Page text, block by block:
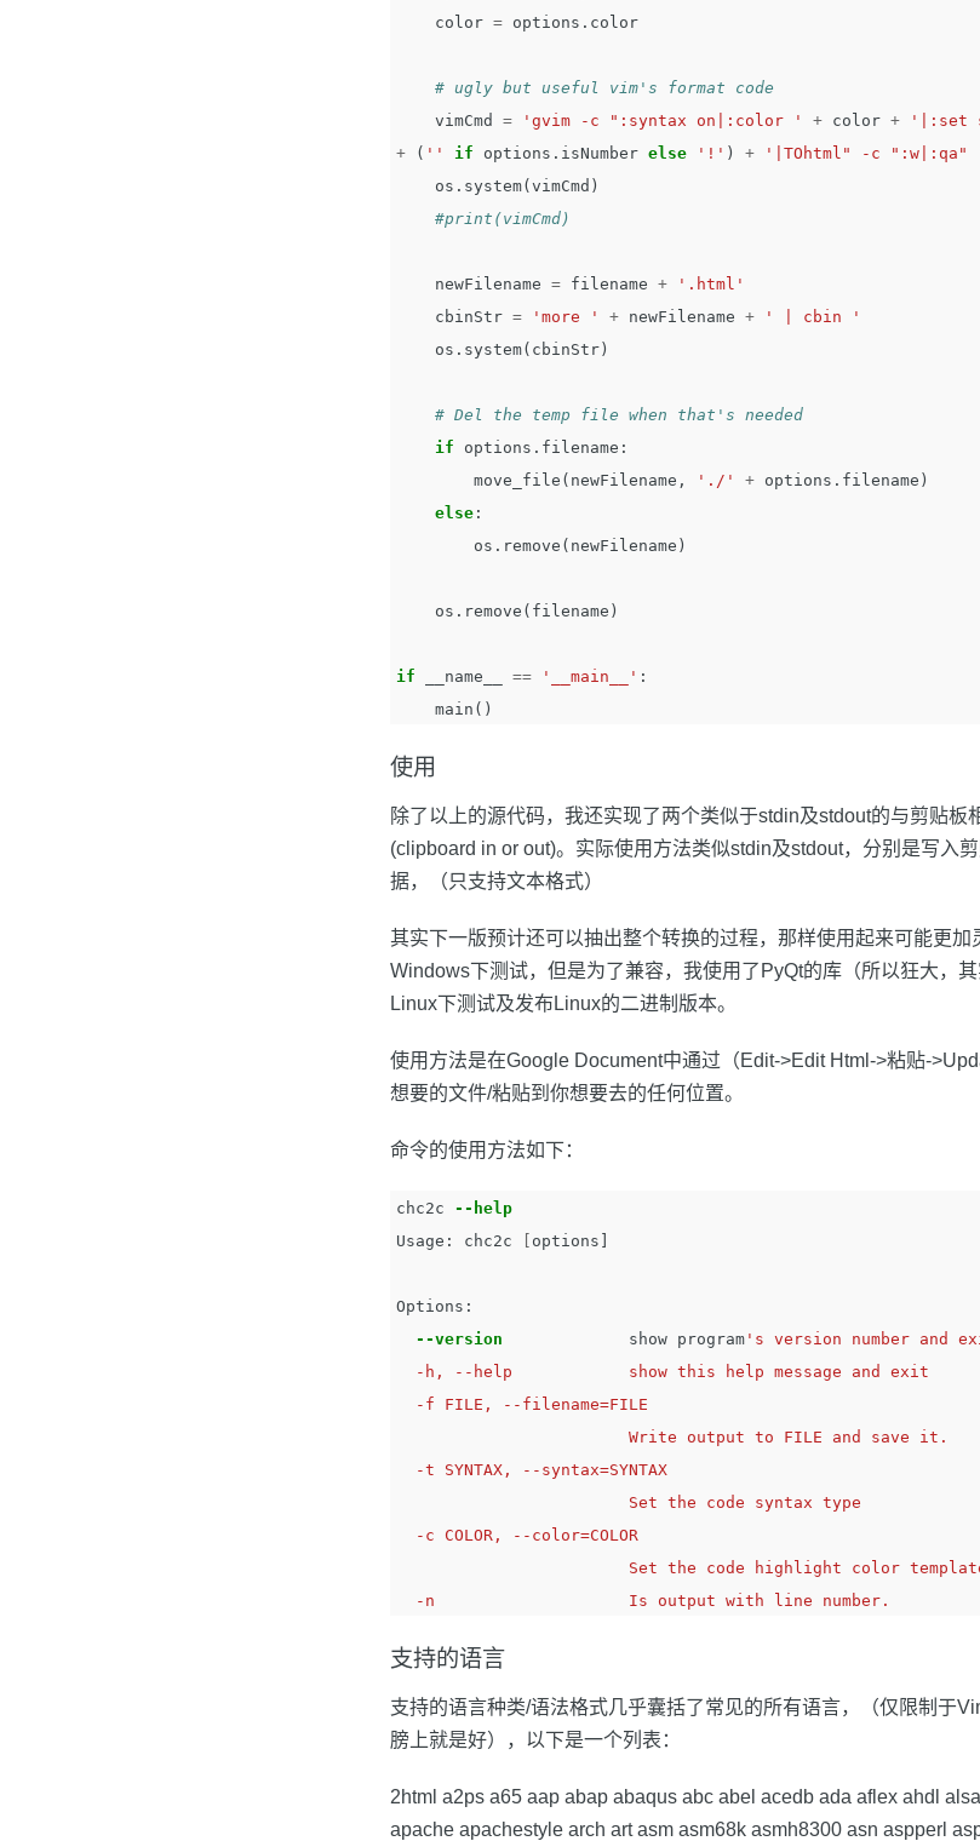
color = options . color
vimCmd
= 'gvim -c ":syntax on|:color ' + color + '|:set
+
( '' if options . isNumber else '!' ) + '|TOhtml" -c ":w|:qa"
os . system( vimCmd )
newFilename = filename +
'.html'
cbinStr = 'more ' + newFilename +
' | cbin '
os . system( cbinStr )
if
options . filename :
move_file ( newFilename , './' + options . filename )
else :
os . remove ( newFilename )
os . remove ( filename )
if __name__ == '__main__' :
main ()
使用
除了以上的源代码，我还实现了两个类似于stdin及stdout的与剪贴板
(clipboard in or out)。实际使用方法类似stdin及stdout，分别是写入
据，（只支持文本格式）
其实下一版预计还可以抽出整个转换的过程，那样使用起来可能更加
Windows下测试，但是为了兼容，我使用了PyQt的库（所以狂大，
Linux下测试及发布Linux的二进制版本。
使用方法是在Google Document中通过（Edit->Edit Html->粘贴-
想要的文件/粘贴到你想要去的任何位置。
命令的使用方法如下：
chc2c --help
Usage: chc2c
options]
Options:
--version
             show program
's version number and
支持的语言
支持的语言种类/语法格式几乎囊括了常见的所有语言，（仅限制于
膀上就是好），以下是一个列表：
2html a2ps a65 aap abap abaqus abc abel acedb ada aflex ahdl
apache apachestyle arch art asm asm68k asmh8300 asn aspperl